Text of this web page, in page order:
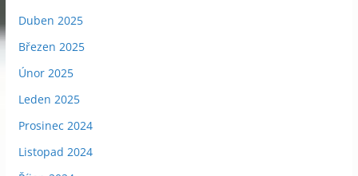
Duben 2025
Březen 2025
Únor 2025
Leden 2025
Prosinec 2024
Listopad 2024